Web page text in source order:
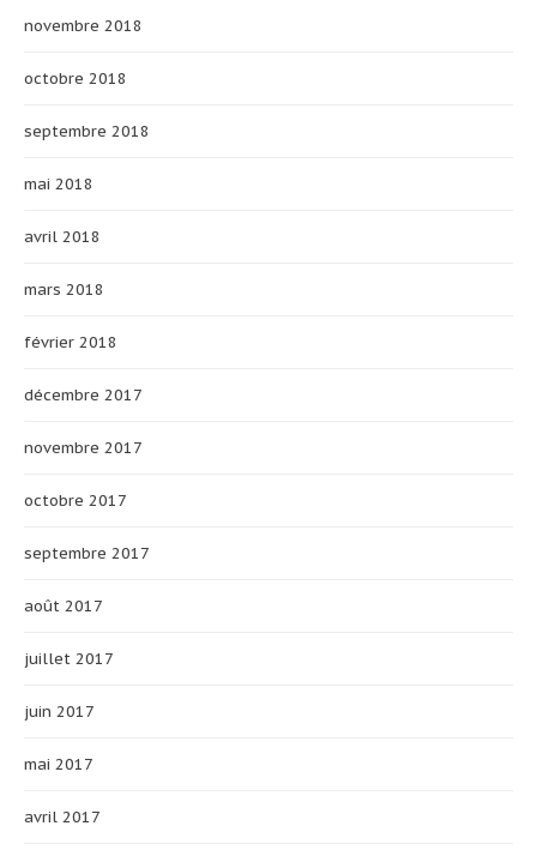
novembre 2018
octobre 2018
septembre 2018
mai 2018
avril 2018
mars 2018
février 2018
décembre 2017
novembre 2017
octobre 2017
septembre 2017
août 2017
juillet 2017
juin 2017
mai 2017
avril 2017